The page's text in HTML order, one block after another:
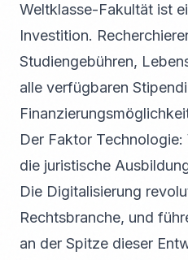
Weltklasse-Fakultät ist
Investition.
Studiengebühren,
alle verfügbaren
Der Faktor
die juristische
Die Digitalisierung
Rechtsbranche, und
an der Spitze dieser